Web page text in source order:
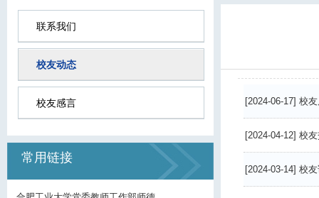
联系我们
校友动态
校友感言
常用链接
[2024-06-17] 校
[2024-04-12] 校
[2024-03-14] 校